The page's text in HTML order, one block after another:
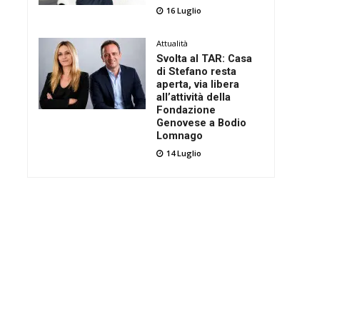
16 Luglio
Attualità
Svolta al TAR: Casa
di Stefano resta
aperta, via libera
all’attività della
Fondazione
Genovese a Bodio
Lomnago
14 Luglio